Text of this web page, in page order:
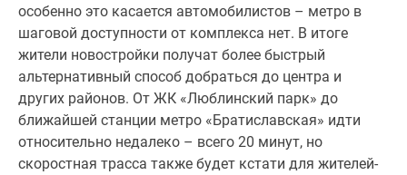
особенно это касается автомобилистов – метро в
шаговой доступности от комплекса нет. В итоге
жители новостройки получат более быстрый
альтернативный способ добраться до центра и
других районов. От ЖК «Люблинский парк» до
ближайшей станции метро «Братиславская» идти
относительно недалеко – всего 20 минут, но
скоростная трасса также будет кстати для жителей-